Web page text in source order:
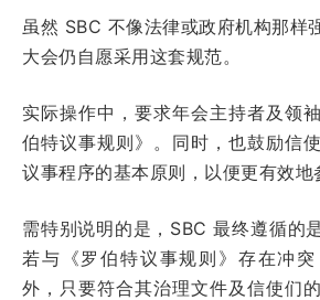
虽然 SBC 不像法律或政府机构那样
大会仍自愿采用这套规范。
实际操作中，要求年会主持者及领
伯特议事规则》。同时，也鼓励信
议事程序的基本原则，以便更有效地
需特别说明的是，SBC 最终遵循的
若与《罗伯特议事规则》存在冲
外，只要符合其治理文件及信使们